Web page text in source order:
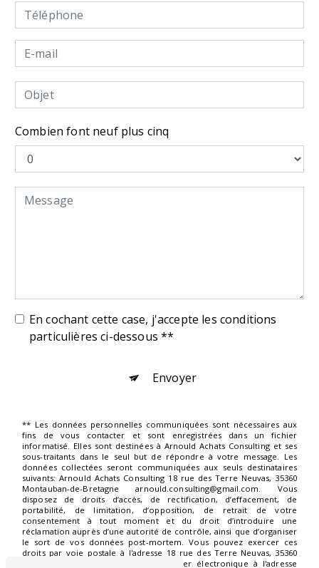
Combien font neuf plus cinq
En cochant cette case, j'accepte les conditions
particulières ci-dessous **
Envoyer
** Les données personnelles communiquées sont nécessaires aux
fins de vous contacter et sont enregistrées dans un fichier
informatisé. Elles sont destinées à Arnould Achats Consulting et ses
sous-traitants dans le seul but de répondre à votre message. Les
données collectées seront communiquées aux seuls destinataires
suivants: Arnould Achats Consulting 18 rue des Terre Neuvas, 35360
Montauban-de-Bretagne arnould.consulting@gmail.com. Vous
disposez de droits d’accès, de rectification, d’effacement, de
portabilité, de limitation, d’opposition, de retrait de votre
consentement à tout moment et du droit d’introduire une
réclamation auprès d’une autorité de contrôle, ainsi que d’organiser
le sort de vos données post-mortem. Vous pouvez exercer ces
droits par voie postale à l'adresse 18 rue des Terre Neuvas, 35360
Montauban-de-Bretagne ou par courrier électronique à l'adresse